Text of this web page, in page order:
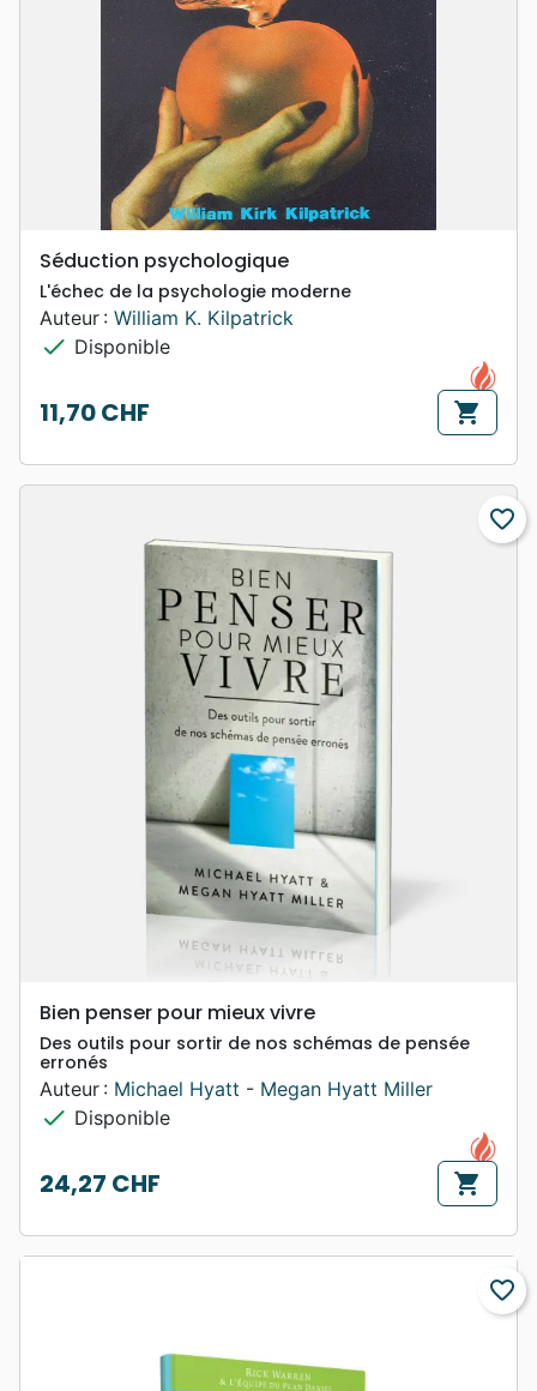
Séduction psychologique
L'échec de la psychologie moderne
Auteur : William K. Kilpatrick
check Disponible
Prix
11,70 CHF shopping_cart
favorite_border
Bien penser pour mieux vivre
Des outils pour sortir de nos schémas de pensée
erronés
Auteur : Michael Hyatt - Megan Hyatt Miller
check Disponible
Prix
24,27 CHF shopping_cart
favorite_border